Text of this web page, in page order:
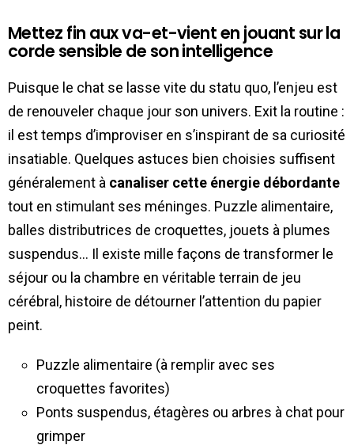
Mettez fin aux va-et-vient en jouant sur la
corde sensible de son intelligence
Puisque le chat se lasse vite du statu quo, l’enjeu est
de renouveler chaque jour son univers. Exit la routine :
il est temps d’improviser en s’inspirant de sa curiosité
insatiable. Quelques astuces bien choisies suffisent
généralement à canaliser cette énergie débordante
tout en stimulant ses méninges. Puzzle alimentaire,
balles distributrices de croquettes, jouets à plumes
suspendus… Il existe mille façons de transformer le
séjour ou la chambre en véritable terrain de jeu
cérébral, histoire de détourner l’attention du papier
peint.
Puzzle alimentaire (à remplir avec ses
croquettes favorites)
Ponts suspendus, étagères ou arbres à chat pour
grimper